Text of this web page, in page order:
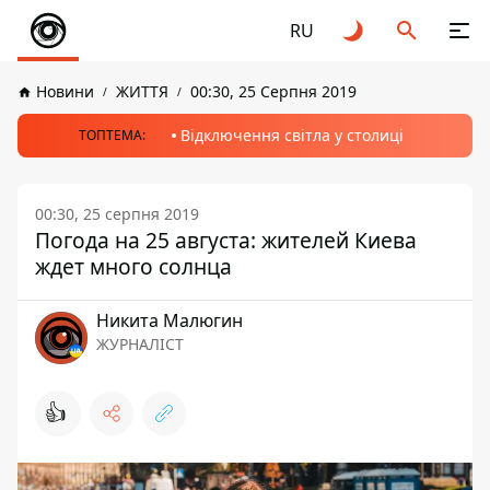
RU
Новини ЖИТТЯ 00:30, 25 Серпня 2019
ТОПТЕМА: Відключення світла у столиці
00:30, 25 серпня 2019
Погода на 25 августа: жителей Киева
ждет много солнца
Никита Малюгин
ЖУРНАЛІСТ
👍